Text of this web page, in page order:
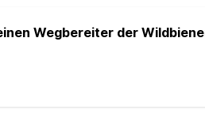
Wegbereiter der